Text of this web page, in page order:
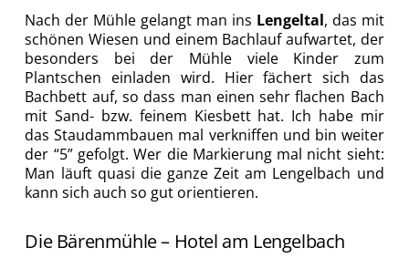
Nach der Mühle gelangt man ins Lengeltal, das mit
schönen Wiesen und einem Bachlauf aufwartet, der
besonders bei der Mühle viele Kinder zum
Plantschen einladen wird. Hier fächert sich das
Bachbett auf, so dass man einen sehr flachen Bach
mit Sand- bzw. feinem Kiesbett hat. Ich habe mir
das Staudammbauen mal verkniffen und bin weiter
der “5” gefolgt. Wer die Markierung mal nicht sieht:
Man läuft quasi die ganze Zeit am Lengelbach und
kann sich auch so gut orientieren.
Die Bärenmühle – Hotel am Lengelbach